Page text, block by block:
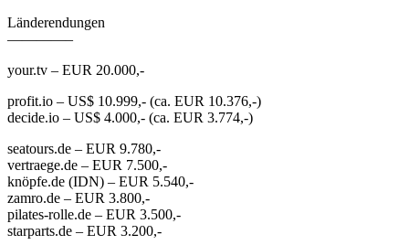
Länderendungen
————–
your.tv – EUR 20.000,-
profit.io – US$ 10.999,- (ca. EUR 10.376,-)
decide.io – US$ 4.000,- (ca. EUR 3.774,-)
seatours.de – EUR 9.780,-
vertraege.de – EUR 7.500,-
knöpfe.de (IDN) – EUR 5.540,-
zamro.de – EUR 3.800,-
pilates-rolle.de – EUR 3.500,-
starparts.de – EUR 3.200,-